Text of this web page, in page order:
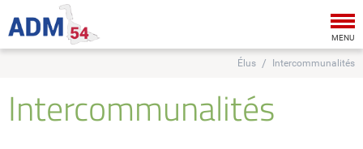
MENU
Élus Intercommunalités
Intercommunalités